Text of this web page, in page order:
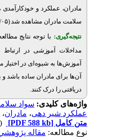
و خودکارآمدی مادران و عملکرد و سواد
مشاهده شد (۰/۰۵ >
P
.
با توجه نتایج مطالعه، پیشنهاد می‌گردد که در
آموزشی در ارتباط با شیردهی، اطلاعات و
شیوه‌ای در اختیار مادران قرار بگیرند که فهم
مادران ساده باشد و بتوانند به راحتی اطلاعات
سواد سلامت،خودکار آمدی،
مادران ،نوزادان
(۳۲۷۱ دریافت)
مقاله پژوهشي| موضوع مقاله: